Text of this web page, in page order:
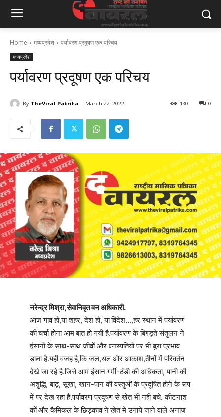
Home मध्यप्रदेश पर्यावरण प्रदूषण एक परिचय
मध्यप्रदेश
पर्यावरण प्रदूषण एक परिचय
By TheViral Patrika March 22, 2022 0
130
नरेन्द्र मिश्रा,सेवानिवृत वन अधिकारी.
आज गांव हो,या शहर, देश हो, या विदेश…,हर स्थान में पर्यावरण
की चर्चा होना आम बात हो गयी है.पर्यावरण के बिगड़ते संतुलन ने
इंसानों के साथ-साथ जीवों और वनस्पतियों पर भी बुरा प्रभाव
डाला है.यही वजह है,कि जल,थल और आकाश,तीनों में परिवर्तन
देखे जा रहे है.जिसे आम इंसान गर्मी-ठंडी की अधिकता, पानी की
अशुद्धि, बाढ़, सूखा, खान-पान की वस्तुओं के प्रदूषित होने के रूप
में पर देख रहा है.पर्यावरण प्रदूषण से खेत भी नहीं बचे. कीटनाश
कों और कैमिकल के छिड़काव ने खेत मे उगाये जाने वाले अनाज